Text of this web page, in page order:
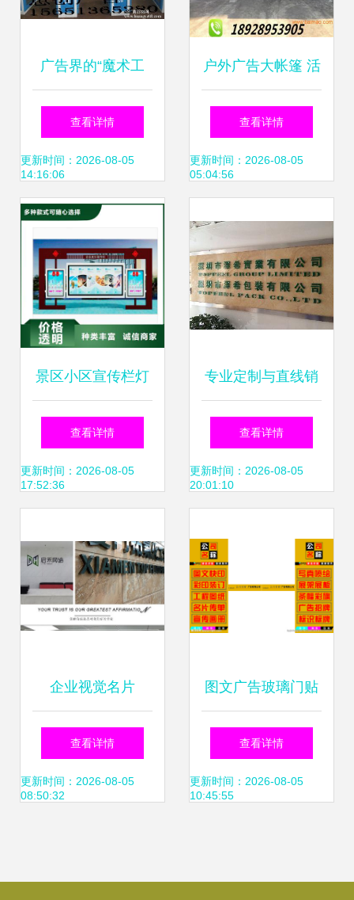
广告界的“魔术工
坊” 宿迁市思创广
告制品厂如何重塑
现代广告制作
查看详情
更新时间：2026-08-05
14:16:06
户外广告大帐篷 活
动促销伸缩帐篷定
制与选购全指南
查看详情
更新时间：2026-08-05
05:04:56
景区小区宣传栏灯
箱定制服务与软件
销售一体化解决方
查看详情
更新时间：2026-08-05
17:52:36
专业定制与直线销
售 深圳LOGO金属
招牌制作与软件销
查看详情
更新时间：2026-08-05
20:01:10
企业视觉名片
Logo墙、背景墙与
形象墙的广告制作
查看详情
更新时间：2026-08-05
08:50:32
图文广告玻璃门贴
广告 四图联动，创
意制胜
查看详情
更新时间：2026-08-05
10:45:55